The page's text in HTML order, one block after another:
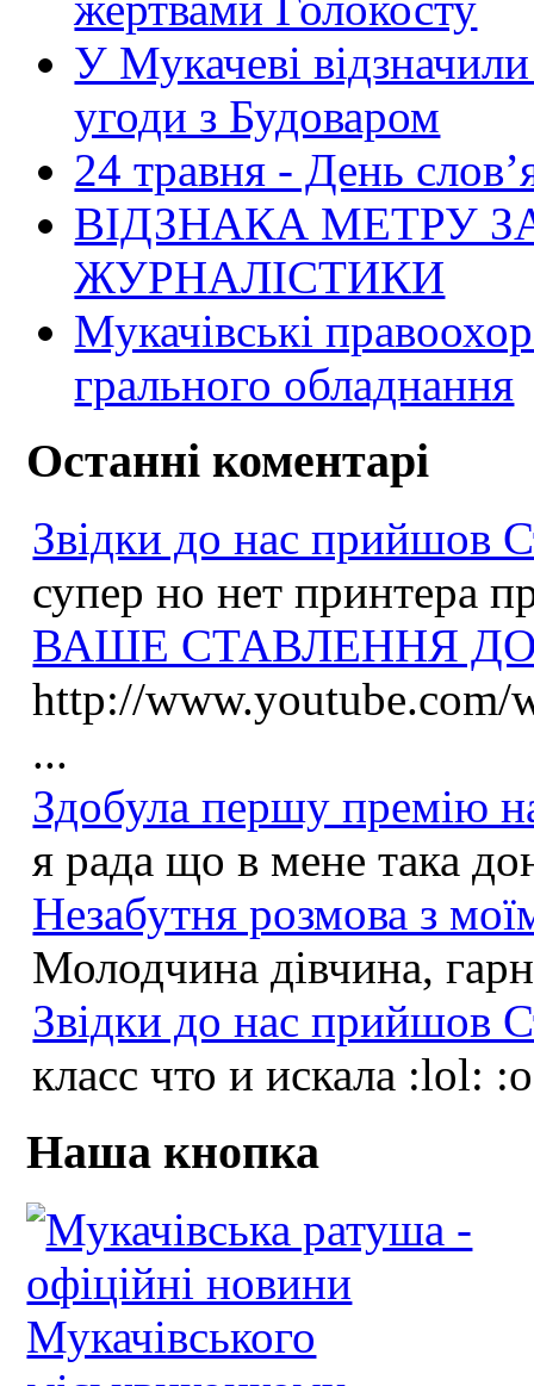
У Мукачеві
угоди з Будоваром
24 травня - День
ВІДЗНАКА МЕТРУ
ЖУРНАЛІСТИКИ
Мукачівські
грального обладнання
Останні коментарі
Звідки до нас прийшов
супер но нет принтера
ВАШЕ СТАВЛЕННЯ
http://www.youtube.com/
...
Здобула першу премію
я рада що в мене така
Незабутня розмова з
Молодчина дівчина,
Звідки до нас прийшов
класс что и искала :lol:
Наша кнопка